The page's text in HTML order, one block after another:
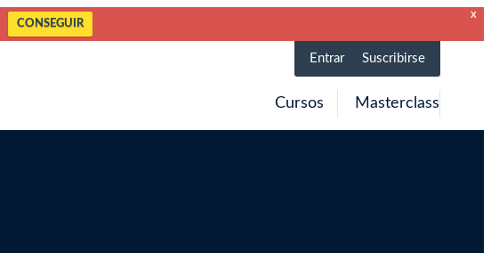
X
CONSEGUIR
Entrar Suscribirse
Cursos Masterclass